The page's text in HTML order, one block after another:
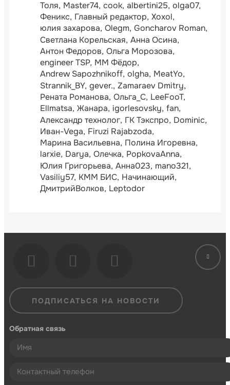
Толя Master74 cook albertini25 olga07
Феникс Главный редактор Xoxol
юлия захарова Olegm Goncharov Roman
Светлана Корельская Анна Осина
Антон Федоров Ольга Морозова
engineer TSP ММ Фёдор
Andrew Sapozhnikoff olgha MeatYo
Strannik_BY gever. Zamaraev Dmitry
Рената Романова Ольга_С LeeFooT
Ellmatsa Жанара igorlesovsky fan
Александр технолог ГК Тэкспро Dominic
Иван-Vega Firuzi Rajabzoda
Марина Васильевна Полина Игоревна
larxie Darya Олечка PopkovaAnna
Юлия Григорьева Анна023 mano321
Vasiliy57 КММ БИС Начинающий
ДмитрийВолков Leptodor
ПОДПИСАТЬСЯ НА НОВОСТИ
Обратная связь